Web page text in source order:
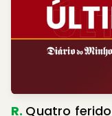
R. Quatro